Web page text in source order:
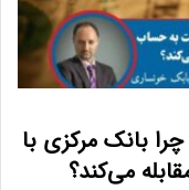
بانک مرکزی با
می‌کند؟